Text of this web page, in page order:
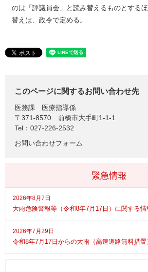
のは「評議員会」と読み替えるものとする
替えは、政令で定める。
このページに関するお問い合わせ先
医務課
医療指導係
〒371-8570
前橋市大手町1-1-1
Tel：027-226-2532
お問い合わせフォーム
緊急情報
2026年8月7日
大雨危険警報等（令和8年7月17日）に関する情
2026年7月29日
令和8年7月17日からの大雨（高速道路無料措置